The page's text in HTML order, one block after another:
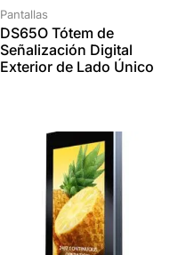
Pantallas
DS65O Tótem de
Señalización Digital
Exterior de Lado Único